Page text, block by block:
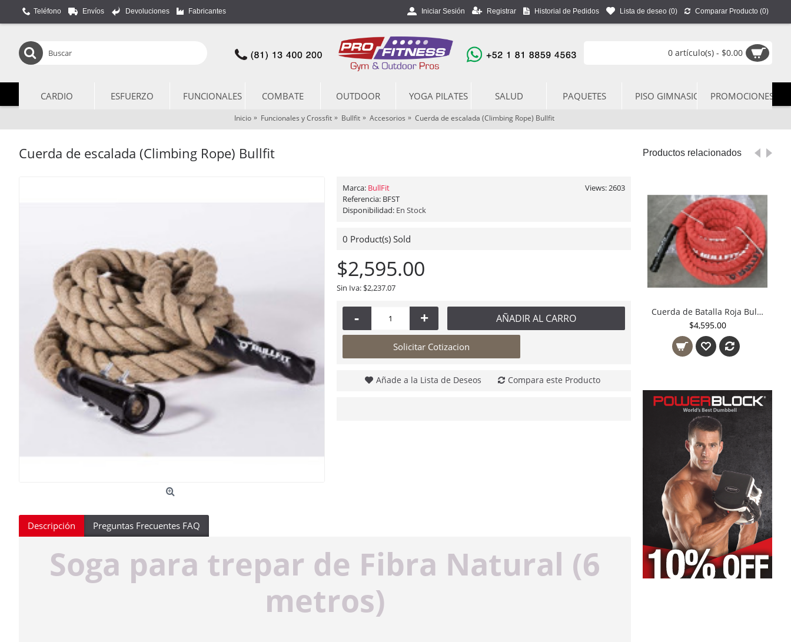
Teléfono Envíos Devoluciones Fabricantes Iniciar Sesión Registrar Historial de Pedidos Lista de deseo (0) Comparar Producto (0)
0 artículo(s) - $0.00
CARDIO ESFUERZO FUNCIONALES COMBATE OUTDOOR YOGA PILATES SALUD PAQUETES PISO GIMNASIO PROMOCIONES
Inicio Funcionales y Crossfit Bullfit Accesorios Cuerda de escalada (Climbing Rope) Bullfit
Productos relacionados
Cuerda de Batalla Roja Bullfit
$4,595.00
Cuerda de escalada (Climbing Rope) Bullfit
Views: 2603
Marca: BullFit
Referencia: BFST
Disponibilidad: En Stock
0 Product(s) Sold
$2,595.00
Sin Iva: $2,237.07
- + AÑADIR AL CARRO
Solicitar Cotizacion
Añade a la Lista de Deseos Compara este Producto
Descripción Preguntas Frecuentes FAQ
Soga para trepar de Fibra Natural (6
metros)